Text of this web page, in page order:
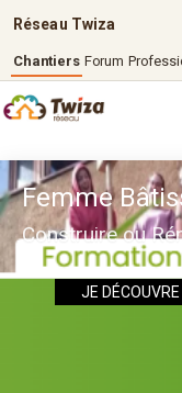
Réseau Twiza
Chantiers Forum
Femme
Construire ou
JE DÉCOUVRE